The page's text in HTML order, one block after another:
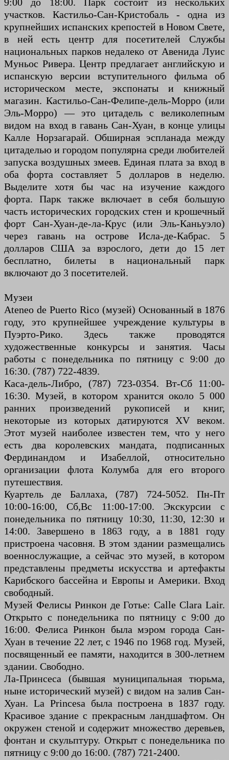
участков. Кастильо-Сан-Кристобаль - одна из
крупнейших испанских крепостей в Новом Свете,
в ней есть центр для посетителей Службы
национальных парков недалеко от Авенида Луис
Муньос Ривера. Центр предлагает английскую и
испанскую версии вступительного фильма об
историческом месте, экспонаты и книжный
магазин. Кастильо-Сан-Фелипе-дель-Морро (или
Эль-Морро) — это цитадель с великолепным
видом на вход в гавань Сан-Хуан, в конце улицы
Калле Норзагарай. Обширная эспланада между
цитаделью и городом популярна среди любителей
запуска воздушных змеев. Единая плата за вход в
оба форта составляет 5 долларов в неделю.
Выделите хотя бы час на изучение каждого
форта. Парк также включает в себя большую
часть исторических городских стен и крошечный
форт Сан-Хуан-де-ла-Крус (или Эль-Каньуэло)
через гавань на острове Исла-де-Кабрас. 5
долларов США за взрослого, дети до 15 лет
бесплатно, билеты в национальный парк
включают до 3 посетителей.
Музеи
Ateneo de Puerto Rico (музей) Основанный в 1876
году, это крупнейшее учреждение культуры в
Пуэрто-Рико. Здесь также проводятся
художественные конкурсы и занятия. Часы
работы с понедельника по пятницу с 9:00 до
16:30. (787) 722-4839.
Каса-дель-Либро, (787) 723-0354. Вт-Сб 11:00-
16:30. Музей, в котором хранится около 5 000
ранних произведений рукописей и книг,
некоторые из которых датируются XV веком.
Этот музей наиболее известен тем, что у него
есть два королевских мандата, подписанных
Фердинандом и Изабеллой, относительно
организации флота Колумба для его второго
путешествия.
Куартель де Баллаха, (787) 724-5052. Пн-Пт
10:00-16:00, Сб,Вс 11:00-17:00. Экскурсии с
понедельника по пятницу 10:30, 11:30, 12:30 и
14:00. Завершено в 1863 году, а в 1881 году
пристроена часовня. В этом здании размещались
военнослужащие, а сейчас это музей, в котором
представлены предметы искусства и артефакты
Карибского бассейна и Европы и Америки. Вход
свободный.
Музей Фелисы Ринкон де Готье: Calle Clara Lair.
Открыто с понедельника по пятницу с 9:00 до
16:00. Фелиса Ринкон была мэром города Сан-
Хуан в течение 22 лет, с 1946 по 1968 год. Музей,
посвященный ее памяти, находится в 300-летнем
здании. Свободно.
Ла-Принсеса (бывшая муниципальная тюрьма,
ныне исторический музей) с видом на залив Сан-
Хуан. La Princesa была построена в 1837 году.
Красивое здание с прекрасным ландшафтом. Он
окружен стеной и содержит множество деревьев,
фонтан и скульптуру. Открыт с понедельника по
пятницу с 9:00 до 16:00. (787) 721-2400.